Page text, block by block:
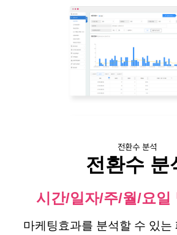
전환수 분석
전환수 분
시간/일자/주/월/요일
마케팅효과를 분석할 수 있는